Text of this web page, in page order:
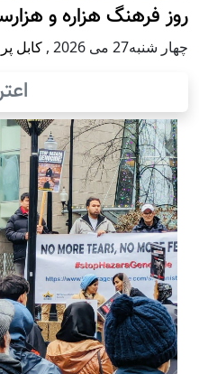
روز فرهنگ هزاره و
چهار شنبه27 می 2026 , کابل